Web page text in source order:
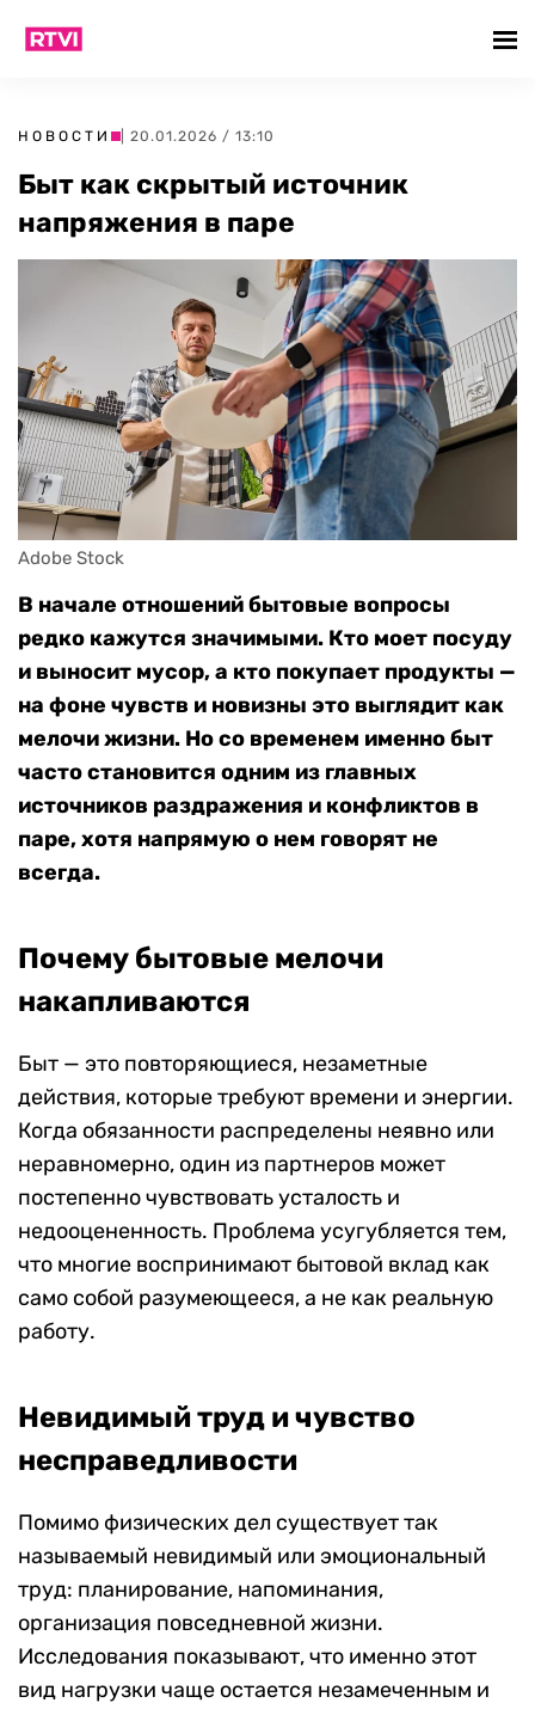
НОВОСТИ | 20.01.2026 / 13:10
Быт как скрытый источник
напряжения в паре
Adobe Stock
В начале отношений бытовые вопросы
редко кажутся значимыми. Кто моет посуду
и выносит мусор, а кто покупает продукты —
на фоне чувств и новизны это выглядит как
мелочи жизни. Но со временем именно быт
часто становится одним из главных
источников раздражения и конфликтов в
паре, хотя напрямую о нем говорят не
всегда.
Почему бытовые мелочи
накапливаются
Быт — это повторяющиеся, незаметные
действия, которые требуют времени и энергии.
Когда обязанности распределены неявно или
неравномерно, один из партнеров может
постепенно чувствовать усталость и
недооцененность. Проблема усугубляется тем,
что многие воспринимают бытовой вклад как
само собой разумеющееся, а не как реальную
работу.
Невидимый труд и чувство
несправедливости
Помимо физических дел существует так
называемый невидимый или эмоциональный
труд: планирование, напоминания,
организация повседневной жизни.
Исследования показывают, что именно этот
вид нагрузки чаще остается незамеченным и